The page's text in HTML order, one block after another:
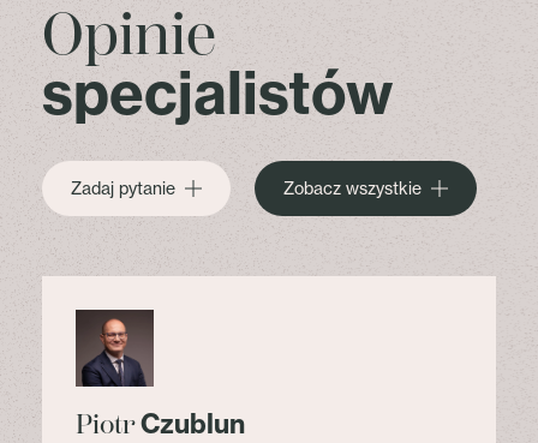
Opinie
specjalistów
Zadaj pytanie Zobacz wszystkie
PiotrCzublun